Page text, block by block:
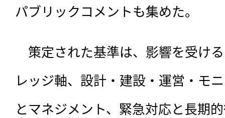
パブリックコメントも集めた。
策定された基準は、影響を受け
レッジ軸、設計・建設・運営・モ
とマネジメント、緊急対応と長期